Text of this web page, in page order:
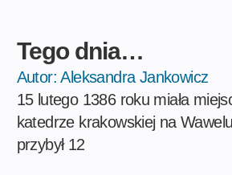
Tego dnia…
Autor: Aleksandra Jankowicz
15 lutego 1386 roku miała
katedrze krakowskiej na
przybył 12